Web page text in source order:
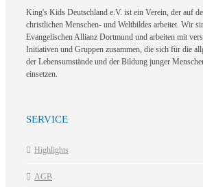
King's Kids Deutschland e.V. ist ein Verein, der auf
christlichen Menschen- und Weltbildes arbeitet. Wir
Evangelischen Allianz Dortmund und arbeiten mit
Initiativen und Gruppen zusammen, die sich für die
der Lebensumstände und der Bildung junger
einsetzen.
SERVICE
Highlights
AGB